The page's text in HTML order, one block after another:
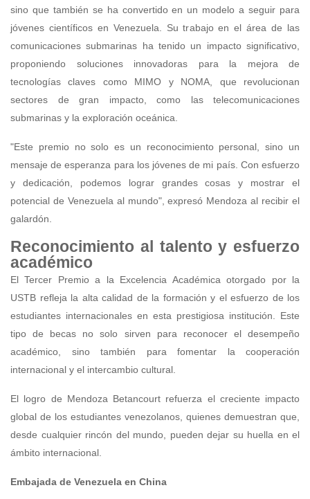
sino que también se ha convertido en un modelo a seguir para
jóvenes científicos en Venezuela. Su trabajo en el área de las
comunicaciones submarinas ha tenido un impacto significativo,
proponiendo soluciones innovadoras para la mejora de
tecnologías claves como MIMO y NOMA, que revolucionan
sectores de gran impacto, como las telecomunicaciones
submarinas y la exploración oceánica.
"Este premio no solo es un reconocimiento personal, sino un
mensaje de esperanza para los jóvenes de mi país. Con esfuerzo
y dedicación, podemos lograr grandes cosas y mostrar el
potencial de Venezuela al mundo", expresó Mendoza al recibir el
galardón.
Reconocimiento al talento y esfuerzo
académico
El Tercer Premio a la Excelencia Académica otorgado por la
USTB refleja la alta calidad de la formación y el esfuerzo de los
estudiantes internacionales en esta prestigiosa institución. Este
tipo de becas no solo sirven para reconocer el desempeño
académico, sino también para fomentar la cooperación
internacional y el intercambio cultural.
El logro de Mendoza Betancourt refuerza el creciente impacto
global de los estudiantes venezolanos, quienes demuestran que,
desde cualquier rincón del mundo, pueden dejar su huella en el
ámbito internacional.
Embajada de Venezuela en China